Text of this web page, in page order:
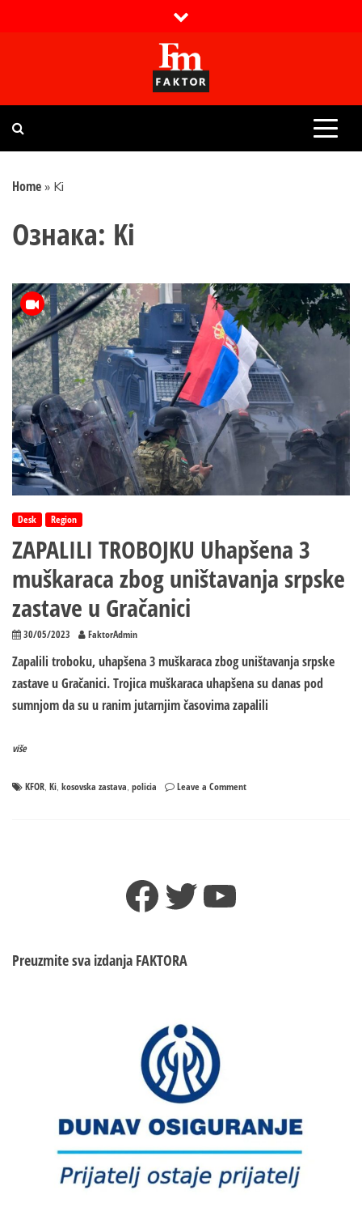
Faktor magazin
Uvijek presudan
Home » Ki
Ознака: Ki
Desk Region
ZAPALILI TROBOJKU Uhapšena 3
muškaraca zbog uništavanja srpske
zastave u Gračanici
30/05/2023 FaktorAdmin
Zapalili troboku, uhapšena 3 muškaraca zbog uništavanja srpske
zastave u Gračanici. Trojica muškaraca uhapšena su danas pod
sumnjom da su u ranim jutarnjim časovima zapalili
više
KFOR, Ki, kosovska zastava, policia Leave a Commenton
Facebook
TwitterYouTube
Preuzmite sva izdanja FAKTORA